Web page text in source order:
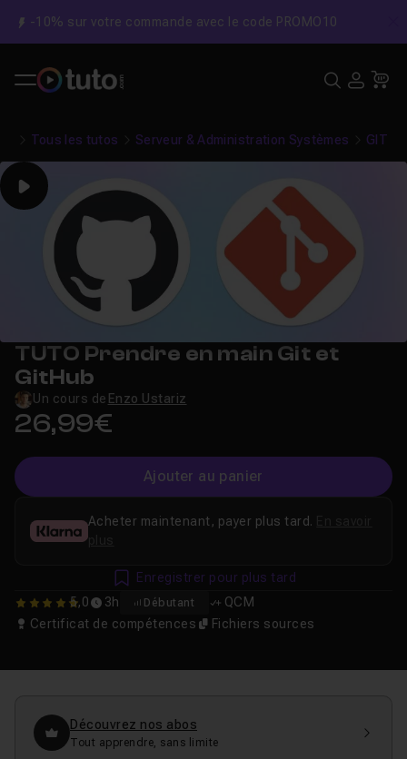
-10% sur votre commande avec le code PROMO10
Tous les tutos Serveur & Administration Systèmes GIT
Play
TUTO Prendre en main Git et
GitHub
Un cours de Enzo Ustariz
26,99€
Ajouter au panier
5 5,0 3h Débutant
QCM
Certificat de compétences
Fichiers sources
Acheter maintenant, payer plus tard.
plus
Enregistrer pour plus tard
Découvrez nos abos
Tout apprendre, sans limite